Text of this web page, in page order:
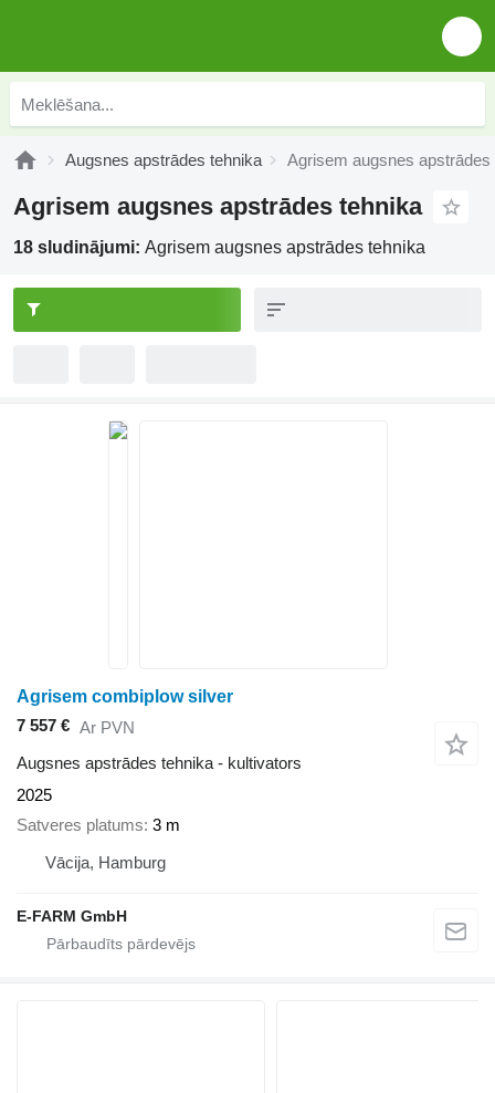
Augsnes apstrādes tehnika Agrisem augsnes apstrādes
Agrisem augsnes apstrādes tehnika
18 sludinājumi: Agrisem augsnes apstrādes tehnika
Agrisem combiplow silver
7 557 € Ar PVN
Augsnes apstrādes tehnika - kultivators
2025
Satveres platums 3 m
Vācija, Hamburg
E-FARM GmbH